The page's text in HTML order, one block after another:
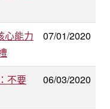
心能力
07/01/2020
不要
06/03/2020